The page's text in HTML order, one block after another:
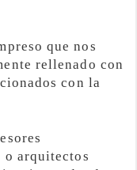
que nos
rellenado con
con la
o arquitectos